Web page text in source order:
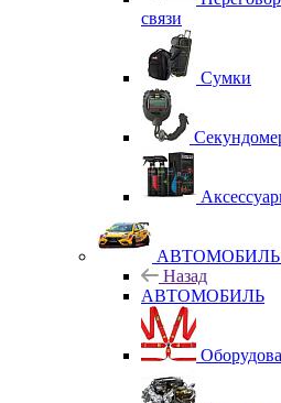
связи
Сумки
АВТОМОБИЛЬ
Назад
АВТОМОБИЛЬ